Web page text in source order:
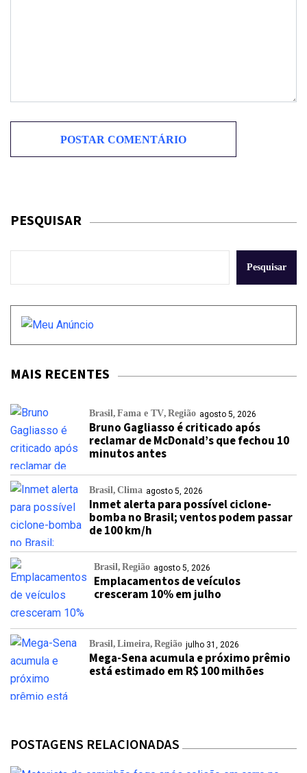
PESQUISAR
Pesquisar
MAIS RECENTES
Brasil Fama e TV Região agosto 5, 2026
Bruno Gagliasso é criticado após
reclamar de McDonald’s que fechou 10
minutos antes
Brasil Clima agosto 5, 2026
Inmet alerta para possível ciclone-
bomba no Brasil; ventos podem passar
de 100 km/h
Brasil Região agosto 5, 2026
Emplacamentos de veículos
cresceram 10% em julho
Brasil Limeira Região julho 31, 2026
Mega-Sena acumula e próximo prêmio
está estimado em R$ 100 milhões
POSTAGENS RELACIONADAS